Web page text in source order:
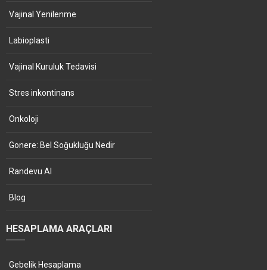
Vajinal Yenilenme
Labioplasti
Vajinal Kuruluk Tedavisi
Stres inkontinans
Onkoloji
Gonere: Bel Soğukluğu Nedir
Randevu Al
Blog
HESAPLAMA ARAÇLARI
Gebelik Hesaplama